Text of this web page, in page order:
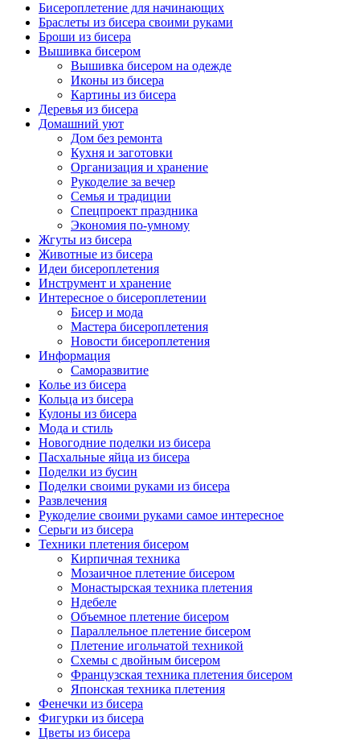
Бисероплетение для начинающих
Браслеты из бисера своими руками
Броши из бисера
Вышивка бисером
Вышивка бисером на одежде
Иконы из бисера
Картины из бисера
Деревья из бисера
Домашний уют
Дом без ремонта
Кухня и заготовки
Организация и хранение
Рукоделие за вечер
Семья и традиции
Спецпроект праздника
Экономия по-умному
Жгуты из бисера
Животные из бисера
Идеи бисероплетения
Инструмент и хранение
Интересное о бисероплетении
Бисер и мода
Мастера бисероплетения
Новости бисероплетения
Информация
Саморазвитие
Колье из бисера
Кольца из бисера
Кулоны из бисера
Мода и стиль
Новогодние поделки из бисера
Пасхальные яйца из бисера
Поделки из бусин
Поделки своими руками из бисера
Развлечения
Рукоделие своими руками самое интересное
Серьги из бисера
Техники плетения бисером
Кирпичная техника
Мозаичное плетение бисером
Монастырская техника плетения
Ндебеле
Объемное плетение бисером
Параллельное плетение бисером
Плетение игольчатой техникой
Схемы с двойным бисером
Французская техника плетения бисером
Японская техника плетения
Фенечки из бисера
Фигурки из бисера
Цветы из бисера